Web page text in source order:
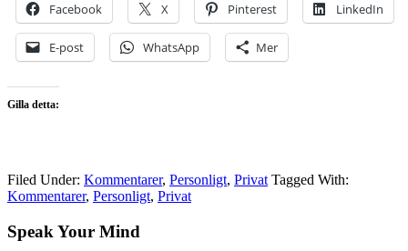
Facebook X Pinterest LinkedIn
E-post WhatsApp Mer
Gilla detta:
Filed Under: Kommentarer, Personligt, Privat Tagged With:
Kommentarer, Personligt, Privat
Speak Your Mind